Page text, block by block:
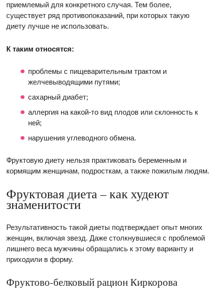
приемлемый для конкретного случая. Тем более,
существует ряд противопоказаний, при которых такую
диету лучше не использовать.
К таким относятся:
проблемы с пищеварительным трактом и
желчевыводящими путями;
сахарный диабет;
аллергия на какой-то вид плодов или склонность к
ней;
нарушения углеводного обмена.
Фруктовую диету нельзя практиковать беременным и
кормящим женщинам, подросткам, а также пожилым людям.
Фруктовая диета – как худеют
знаменитости
Результативность такой диеты подтверждает опыт многих
женщин, включая звезд. Даже столкнувшиеся с проблемой
лишнего веса мужчины обращались к этому варианту и
приходили в форму.
Фруктово-белковый рацион Киркорова